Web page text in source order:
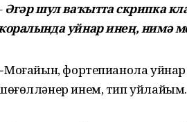
Әгәр шул ваҡытта скрипка
уйнар инең, нимә
Моғайын, фортепианола
инем, тип уйлайым.